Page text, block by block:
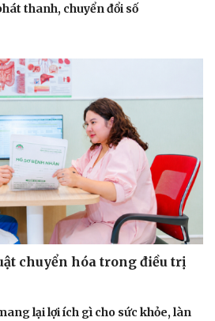
thanh, chuyển đổi số
chuyển hóa trong điều trị
lại lợi ích gì cho sức khỏe, làn